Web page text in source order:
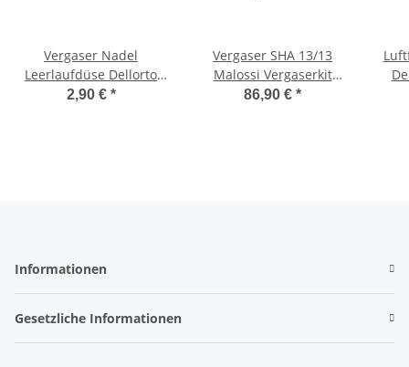
Vergaser Nadel
Leerlaufdüse Dellorto
Einstellschraube SHA
2,90 € *
Vergaser SHA 13/13
Malossi Vergaserkit
Tuningkit Ciao / Ciao SC
86,90 € *
Informationen
Gesetzliche Informationen